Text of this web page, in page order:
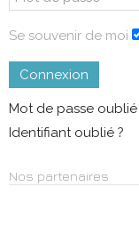
Se souvenir de moi
Connexion
Mot de passe oublié
Identifiant oublié ?
Nos partenaires